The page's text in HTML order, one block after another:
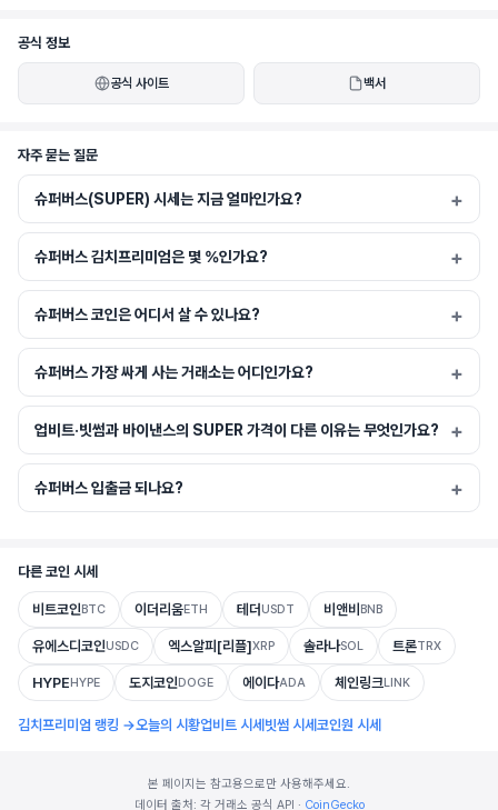
공식 정보
공식 사이트 백서
자주 묻는 질문
슈퍼버스(SUPER) 시세는 지금 얼마인가요?
슈퍼버스 김치프리미엄은 몇 %인가요?
슈퍼버스 코인은 어디서 살 수 있나요?
슈퍼버스 가장 싸게 사는 거래소는 어디인가요?
업비트·빗썸과 바이낸스의 SUPER 가격이 다른 이유는 무엇인가요?
슈퍼버스 입출금 되나요?
다른 코인 시세
비트코인BTC 이더리움ETH 테더USDT 비앤비 BNB
유에스디코인USDC 엑스알피[리플]XRP 솔라나SOL 트론TRX
HYPEHYPE 도지코인DOGE 에이다ADA 체인링크LINK
김치프리미엄 랭킹 →오늘의 시황업비트 시세 빗썸 시세 코인원 시세
본 페이지는 참고용으로만 사용해주세요.
데이터 출처: 각 거래소 공식 API · CoinGecko